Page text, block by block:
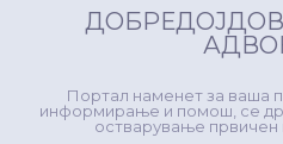
Портал наменет за ваша
информирање и помош, се
остварување првичен